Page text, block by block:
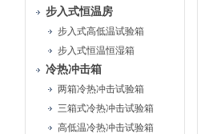
步入式恒温房
步入式高低温试验箱
步入式恒温恒湿箱
冷热冲击箱
两箱冷热冲击试验箱
三箱式冷热冲击试验箱
高低温冷热冲击试验箱